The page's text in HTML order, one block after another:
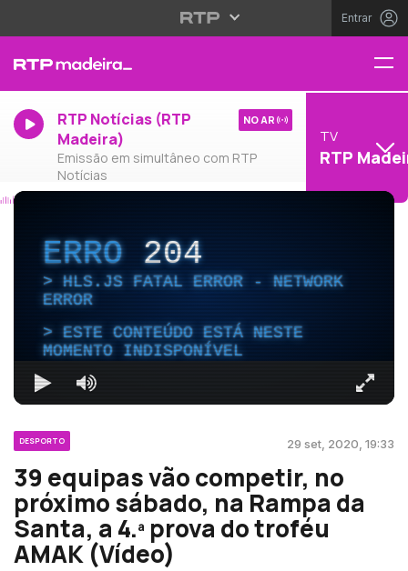
Entrar
RTP Notícias (RTP
Madeira)
Emissão em simultâneo com RTP
Notícias
NO AR
TV
RTP
ERRO204
HLS.JS FATAL ERROR - NETWORK
ERROR
ESTE CONTEÚDO ESTÁ NESTE
MOMENTO INDISPONÍVEL
DESPORTO 29 set, 2020, 19:33
39 equipas vão competir, no
próximo sábado, na Rampa da
Santa, a 4.ª prova do troféu
AMAK (Vídeo)